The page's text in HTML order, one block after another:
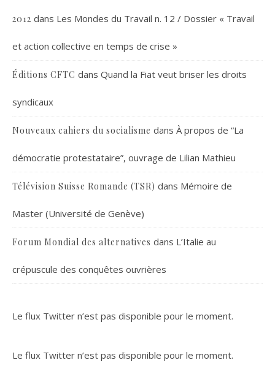
2012 dans Les Mondes du Travail n. 12 / Dossier « Travail
et action collective en temps de crise »
Éditions CFTC dans Quand la Fiat veut briser les droits
syndicaux
Nouveaux cahiers du socialisme dans À propos de “La
démocratie protestataire”, ouvrage de Lilian Mathieu
Télévision Suisse Romande (TSR) dans Mémoire de
Master (Université de Genève)
Forum Mondial des alternatives dans L’Italie au
crépuscule des conquêtes ouvrières
Le flux Twitter n’est pas disponible pour le moment.
Le flux Twitter n’est pas disponible pour le moment.